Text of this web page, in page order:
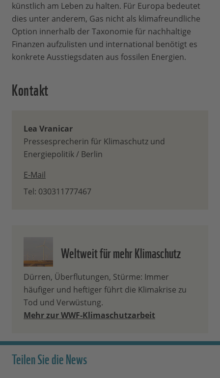
künstlich am Leben zu halten. Für Europa bedeutet
dies unter anderem, Gas nicht als klimafreundliche
Option innerhalb der Taxonomie für nachhaltige
Finanzen aufzulisten und international benötigt es
konkrete Ausstiegsdaten aus fossilen Energien.
Kontakt
Lea Vranicar
Pressesprecherin für Klimaschutz und
Energiepolitik / Berlin
E-Mail
Tel: 030311777467
Weltweit für mehr Klimaschutz
Dürren, Überflutungen, Stürme: Immer
häufiger und heftiger führt die Klimakrise zu
Tod und Verwüstung.
Mehr zur WWF-Klimaschutzarbeit
Teilen Sie die News